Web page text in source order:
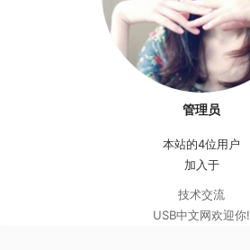
管理员
本站的4位用户
加入于
技术交流
USB中文网欢迎你!